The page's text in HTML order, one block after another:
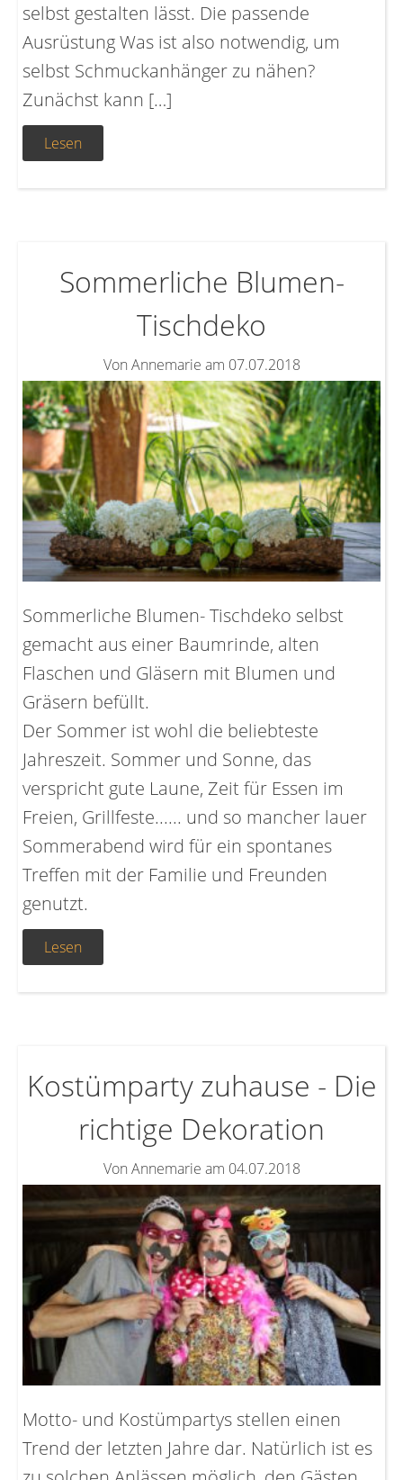
selbst gestalten lässt. Die passende
Ausrüstung Was ist also notwendig, um
selbst Schmuckanhänger zu nähen?
Zunächst kann […]
Lesen
Sommerliche Blumen-
Tischdeko
Von Annemarie am 07.07.2018
Sommerliche Blumen- Tischdeko selbst
gemacht aus einer Baumrinde, alten
Flaschen und Gläsern mit Blumen und
Gräsern befüllt.
Der Sommer ist wohl die beliebteste
Jahreszeit. Sommer und Sonne, das
verspricht gute Laune, Zeit für Essen im
Freien, Grillfeste...... und so mancher lauer
Sommerabend wird für ein spontanes
Treffen mit der Familie und Freunden
genutzt.
Lesen
Kostümparty zuhause - Die
richtige Dekoration
Von Annemarie am 04.07.2018
Motto- und Kostümpartys stellen einen
Trend der letzten Jahre dar. Natürlich ist es